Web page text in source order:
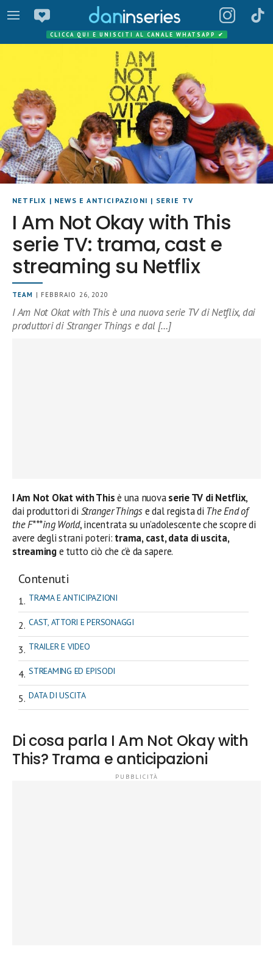
CLICCA QUI E UNISCITI AL CANALE WHATSAPP ✔
NETFLIX | NEWS E ANTICIPAZIONI | SERIE TV
I Am Not Okay with This
serie TV: trama, cast e
streaming su Netflix
TEAM | FEBBRAIO 26, 2020
I Am Not Okat with This è una nuova serie TV di Netflix, dai
produttori di Stranger Things e dal […]
I Am Not Okat with Thisè una nuovaserie TV di Netflix,
dai produttori di Stranger Thingse dal regista di The End of
the F***ing World, incentrata su un’adolescente che scopre di
avere degli strani poteri: trama, cast, data di uscita,
streaminge tutto ciò che c’è da sapere.
Contenuti
TRAMA E ANTICIPAZIONI
CAST, ATTORI E PERSONAGGI
TRAILER E VIDEO
STREAMING ED EPISODI
DATA DI USCITA
Di cosa parla I Am Not Okay with
This? Trama e anticipazioni